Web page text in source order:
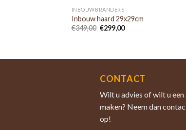
INBOUWBRANDERS
Inbouw haard 29x29cm
€349,00 €299,00
CONTACT
Wilt u advies of wilt u
maken? Neem dan
op!